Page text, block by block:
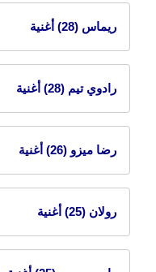
ريماس (28) أغنية
رادوي تيم (28) أغنية
رضا ميزو (26) أغنية
رولان (25) أغنية